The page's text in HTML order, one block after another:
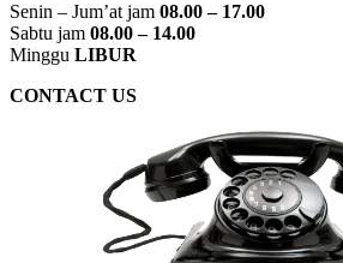
Senin – Jum’at jam 08.00 – 17.00
Sabtu jam 08.00 – 14.00
Minggu LIBUR
CONTACT US